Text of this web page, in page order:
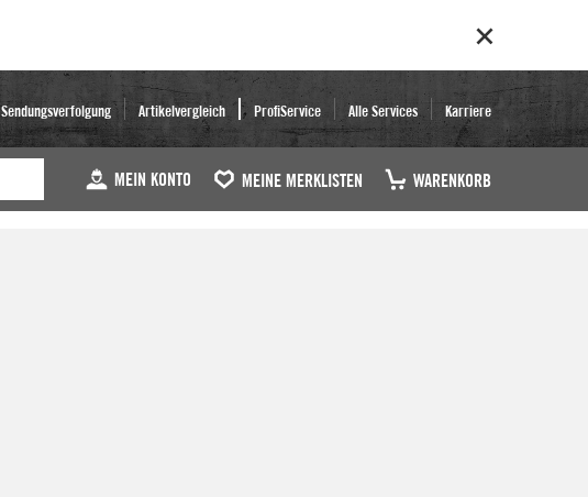
Sendungsverfolgung Artikelvergleich ProfiService Alle Services Karriere
MEIN KONTO MEINE MERKLISTEN WARENKORB